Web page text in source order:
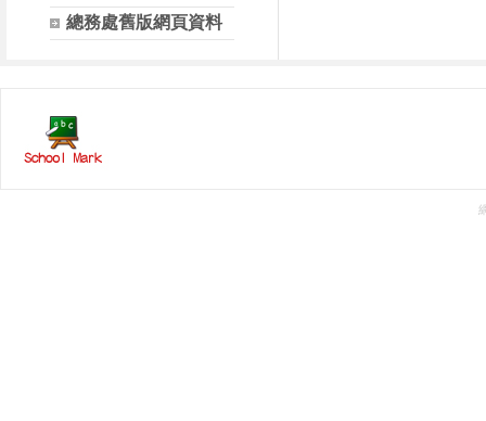
總務處舊版網頁資料